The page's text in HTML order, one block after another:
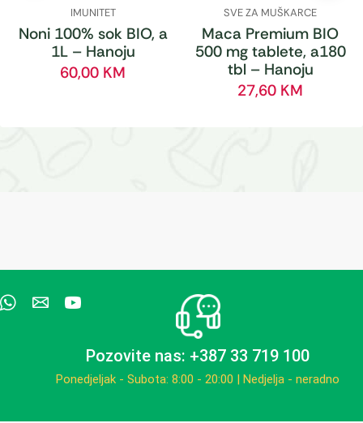
IMUNITET
Noni 100% sok BIO, a
1L – Hanoju
60,00 KM
SVE ZA MUŠKARCE
Maca Premium BIO
500 mg tablete, a180
tbl – Hanoju
27,60 KM
Pozovite nas: +387 33 719 100
Ponedjeljak - Subota: 8:00 - 20:00 | Nedjelja - neradno